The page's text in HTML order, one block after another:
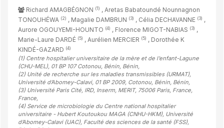
Richard AMAGBÉGNON (1) , Aretas Babatoundé Nounnagnon
TONOUHÉWA (2) , Magalie DAMBRUN (3) , Célia DECHAVANNE (3) ,
Aurore OGOUYEMI-HOUNTO (4) , Florence MIGOT-NABIAS (3) ,
Marie-Laure DARDÉ (5) , Aurélien MERCIER (5) , Dorothée K
KINDÉ-GAZARD (4)
(1) Centre hospitalier universitaire de la mère et de l’enfant-Lagune
(CHU-MEL), 01 BP 107 Cotonou, Bénin, Bénin,
(2) Unité de recherche sur les maladies transmissibles (URMAT),
Université d’Abomey-Calavi, 01 BP 2009, Cotonou, Bénin, Bénin,
(3) Université Paris Cité, IRD, Inserm, MERIT, 75006 Paris, France,
France,
(4) Service de microbiologie du Centre national hospitalier
universitaire - Hubert Koutoukou MAGA (CNHU-HKM), Université
d’Abomey-Calavi (UAC), Faculté des sciences de la santé (FSS),